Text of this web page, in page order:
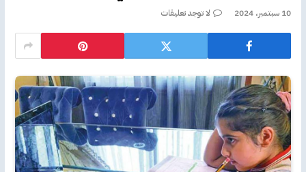
10 سبتمبر، 2024 لا توجد تعليقات